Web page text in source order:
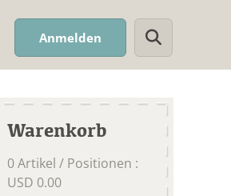
Anmelden Suchwort
Warenkorb
0Artikel / Positionen :
USD 0.00